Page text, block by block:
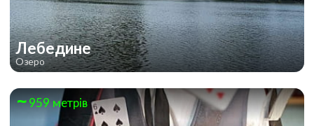
Лебедине
Озеро
959 метрів